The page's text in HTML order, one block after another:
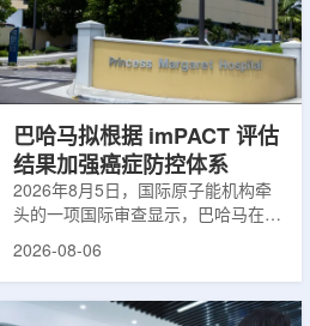
巴哈马拟根据 imPACT 评估
结果加强癌症防控体系
2026年8月5日，国际原子能机构牵
头的一项国际审查显示，巴哈马在加
强癌症治疗服务方面具备进一步提升
治疗效果提出了路线图。巴哈马拿骚
2026-08-06